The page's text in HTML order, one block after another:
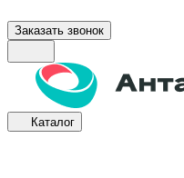
Заказать звонок
Каталог